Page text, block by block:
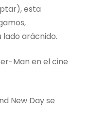
esta
lado arácnido.
Man en el cine
New Day se